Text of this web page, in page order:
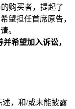
购买者，提起了
望担任首席原告，
。
希望加入诉讼，
，和/或未能披露